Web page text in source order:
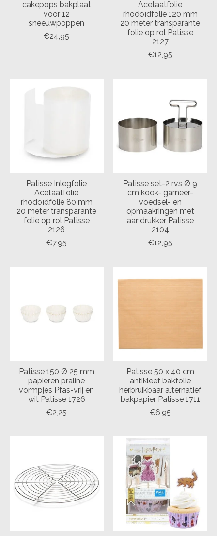
cakepops bakplaat
voor 12
sneeuwpoppen
€24,95
Acetaatfolie
rhodoïdfolie 120 mm
20 meter transparante
folie op rol Patisse
2127
€12,95
Patisse Inlegfolie
Acetaatfolie
rhodoïdfolie 80 mm
20 meter transparante
folie op rol Patisse
2126
€7,95
Patisse set-2 rvs Ø 9
cm kook- garneer-
voedsel- en
opmaakringen met
aandrukker Patisse
2104
€12,95
Patisse 150 Ø 25 mm
papieren praline
vormpjes Pfas-vrij en
wit Patisse 1726
€2,25
Patisse 50 x 40 cm
antikleef bakfolie
herbruikbaar alternatief
bakpapier Patisse 1711
€6,95